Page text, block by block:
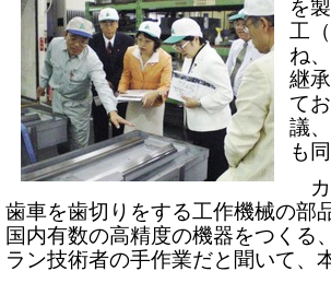
を
工
ね
継
て
議
も
カ
歯車を歯切りをする工作機械の部
国内有数の高精度の機器をつくる
ラン技術者の手作業だと聞いて、